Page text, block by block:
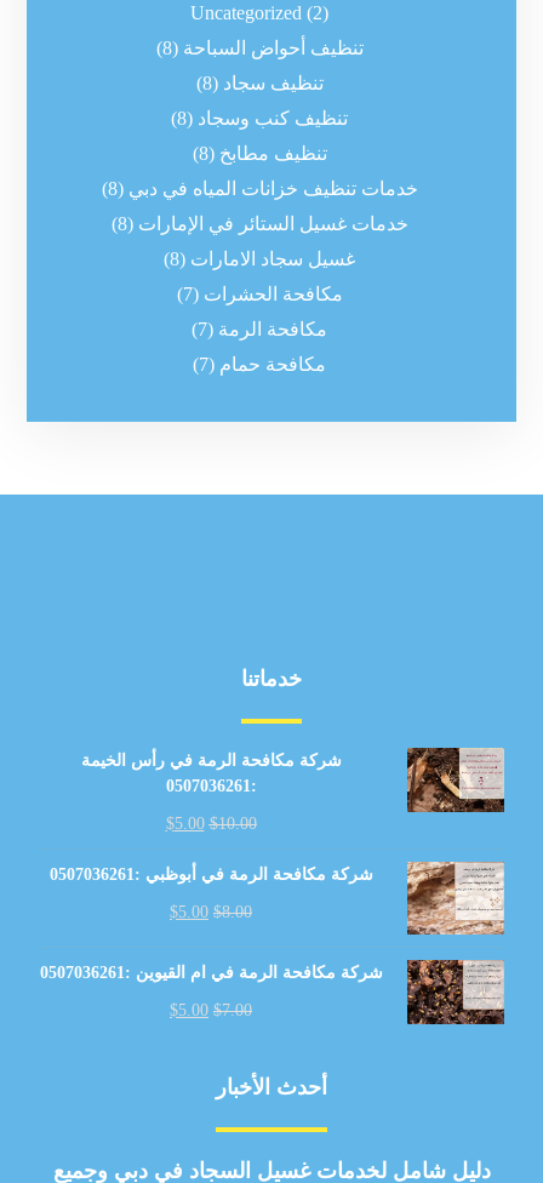
Uncategorized (2)
تنظيف أحواض السباحة (8)
تنظيف سجاد (8)
تنظيف كنب وسجاد (8)
تنظيف مطابخ (8)
خدمات تنظيف خزانات المياه في دبي (8)
خدمات غسيل الستائر في الإمارات (8)
غسيل سجاد الامارات (8)
مكافحة الحشرات (7)
مكافحة الرمة (7)
مكافحة حمام (7)
خدماتنا
شركة مكافحة الرمة في رأس الخيمة
:0507036261
$10.00
$5.00
شركة مكافحة الرمة في أبوظبي :0507036261
$8.00
$5.00
شركة مكافحة الرمة في ام القيوين :0507036261
$7.00
$5.00
أحدث الأخبار
دليل شامل لخدمات غسيل السجاد في دبي وجميع